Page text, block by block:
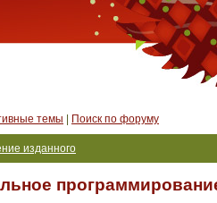
темы Поиск по форуму
изданного